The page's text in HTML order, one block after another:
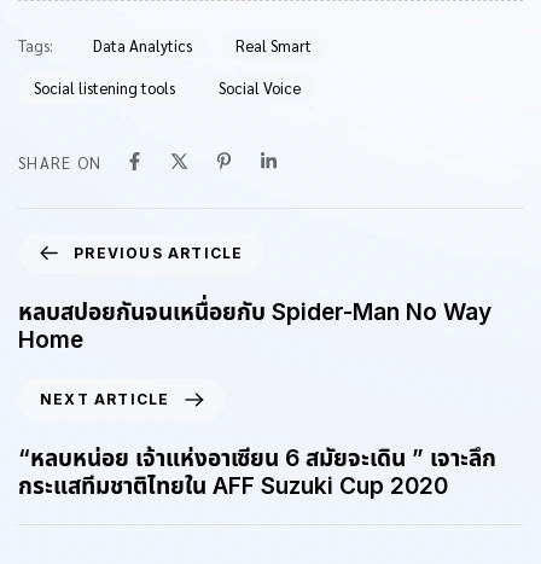
Tags: Data Analytics Real Smart
Social listening tools Social Voice
SHARE ON
PREVIOUS ARTICLE
หลบสปอยกันจนเหนื่อยกับ Spider-Man No Way
Home
NEXT ARTICLE
“หลบหน่อย เจ้าแห่งอาเซียน 6 สมัยจะเดิน ” เจาะลึก
กระแสทีมชาติไทยใน AFF Suzuki Cup 2020